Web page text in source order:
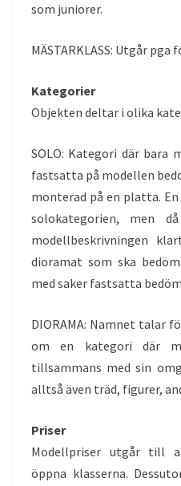
som juniorer.
MÄSTARKLASS: Utgår pga
Kategorier
Objekten deltar i olika
SOLO: Kategori där bara
fastsatta på modellen
monterad på en platta.
solokategorien, men
modellbeskrivningen
dioramat som ska
med saker fastsatta
DIORAMA: Namnet talar
om en kategori där
tillsammans med sin
alltså även träd, figurer,
Priser
Modellpriser utgår till
öppna klasserna.